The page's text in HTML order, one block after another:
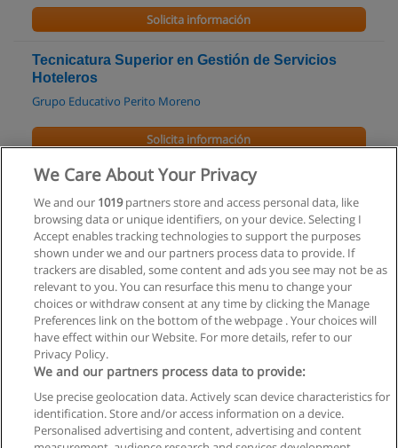
Solicita información
Tecnicatura Superior en Gestión de Servicios
Hoteleros
Grupo Educativo Perito Moreno
Solicita información
Carrera Técnica Superior en Gestión de Servicios
Hoteleros
Grupo Educativo Perito Moreno
Solicita información
Privacidad de datos
Contactar con Educaedu
We Care About Your Privacy
We and our 1019partners store and access personal data, like
browsing data or unique identifiers, on your device. Selecting I
Accept enables tracking technologies to support the purposes
shown under we and our partners process data to provide. If
trackers are disabled, some content and ads you see may not be as
relevant to you. You can resurface this menu to change your
choices or withdraw consent at any time by clicking the Manage
Preferences link on the bottom of the webpage . Your choices will
have effect within our Website. For more details, refer to our
Privacy Policy.
We and our partners process data to provide:
Use precise geolocation data. Actively scan device characteristics for
identification. Store and/or access information on a device.
Personalised advertising and content, advertising and content